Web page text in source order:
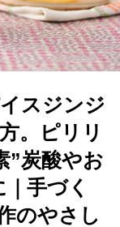
スジンジ
。ピリリ
”炭酸やお
手づく
のやさし